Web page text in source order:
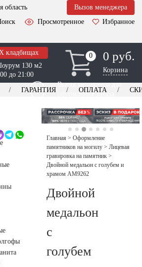
область
Вызов менеджера
Просмотренное
Избранное
кладбищах
130 м2
до 21:00
0
0 0 руб.
Корзина
Выезд менеджера для
оформления заказа
23
ГАРАНТИЯ ОПЛАТА
Главная > Оформление
памятников на могилу > Лицевая
гравировка на памятник >
Двойной медальон с голубем и
храмом AM9262
Двойной
медальон
с
голубем